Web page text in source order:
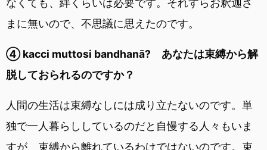
なくても、絆くらいは必要です。それすらお釈迦さ
まに無いので、不思議に思えたのです。
④ kacci muttosi bandhanā? あなたは束縛から解
脱しておられるのですか？
人間の生活は束縛なしには成り立たないのです。単
独で一人暮らししているのだと自慢する人々もいま
すが、束縛から離れているわけではないのです。束